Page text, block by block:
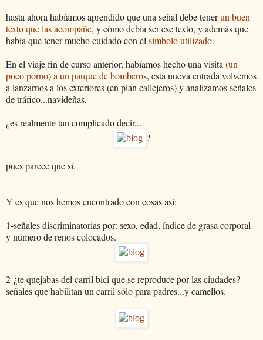
hasta ahora habíamos aprendido que una señal debe tenerun buen
texto que las acompañe, y cómo debía ser ese texto, y además que
había que tener mucho cuidado con el símbolo utilizado.
En el viaje fin de curso anterior, habíamos hecho una visita (un
poco porno) a un parque de bomberos, esta nueva entrada volvemos
a lanzarnos a los exteriores (en plan callejeros) y analizamos señales
de tráfico...navideñas.
¿es realmente tan complicado decir...
?
pues parece que sí.
Y es que nos hemos encontrado con cosas así:
1-señales discriminatorias por: sexo, edad, índice de grasa corporal
y número de renos colocados.
2-¿te quejabas del carril bici que se reproduce por las ciudades?
señales que habilitan un carril sólo para padres...y camellos.